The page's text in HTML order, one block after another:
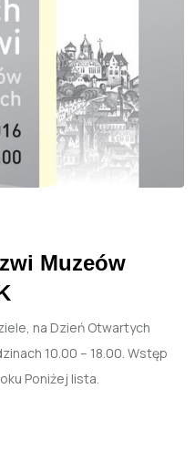
Muzeów
na Dzień Otwartych
10.00 – 18.00. Wstęp
Poniżej lista.